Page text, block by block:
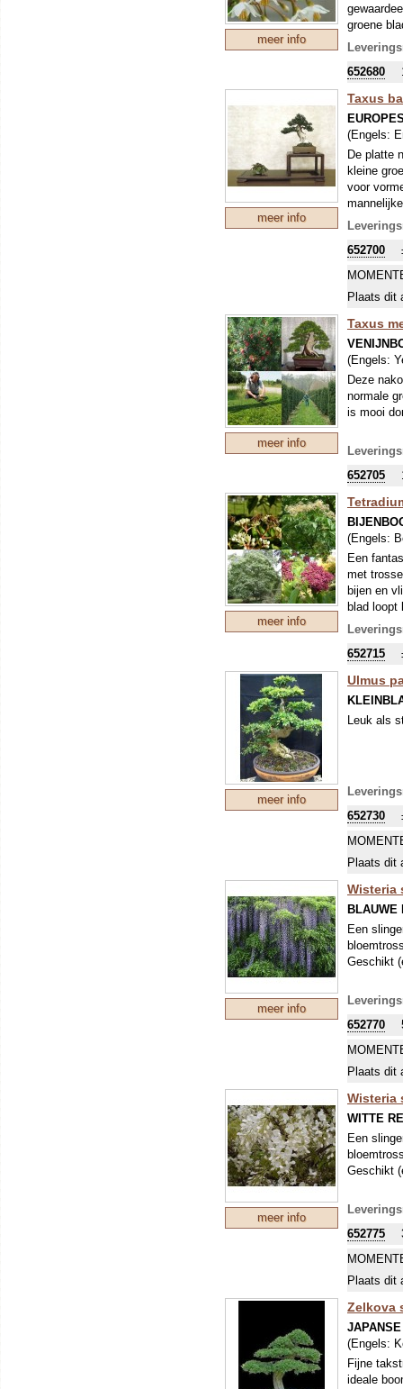
naam die
1792) en
eeuw zijn
bij de
op een
zodat de
meer info
groene
652680
meer info
Taxus
(Engels:
De platte
kleine
voor
een
zeer
652700
Plaats dit
meer info
Taxus
(Engels:
Deze
normale
is mooi
652705
meer info
(Engels:
Een
met
bijen en
blad loopt
waar
652715
meer info
Ulmus
Leuk als
652730
Plaats dit
meer info
Wisteria
BLAUWE
Een
Geschikt
652770
Plaats dit
meer info
Wisteria
WITTE
Een
Geschikt
652775
Plaats dit
Zelkova
(Engels:
Fijne
ideale